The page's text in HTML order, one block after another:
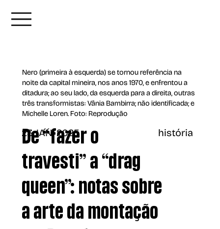
Nero (primeira à esquerda) se tornou referência na
noite da capital mineira, nos anos 1970, e enfrentou a
ditadura; ao seu lado, da esquerda para a direita, outras
três transformistas: Vânia Bambirra; não identificada; e
Michelle Loren. Foto: Reprodução
23 JAN, 2025 história
De “fazer o
travesti” a “drag
queen”: notas sobre
a arte da montação